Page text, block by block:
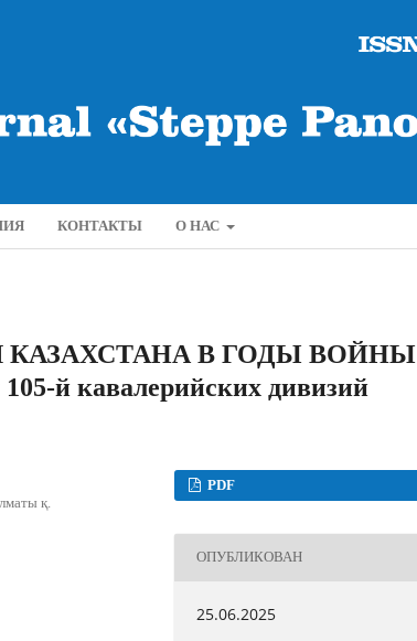
КОНТАКТЫ О НАС
В ГОДЫ ВОЙНЫ
й кавалерийских дивизий
қ.
PDF
ОПУБЛИКОВАН
25.06.2025